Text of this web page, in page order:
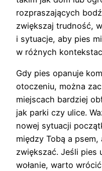
rozpraszających
zwiększaj trudność,
i sytuacje, aby pies
w różnych
Gdy pies opanuje
otoczeniu, można
miejscach bardziej
jak parki czy ulice.
nowej sytuacji
między Tobą a
zwiększać. Jeśli pies
wołanie, warto